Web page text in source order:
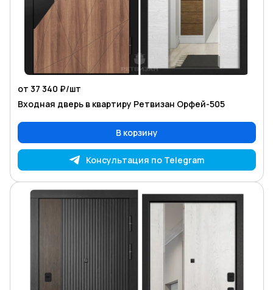
от 37 340 ₽/шт
Входная дверь в квартиру Ретвизан Орфей-505
В корзину
Консультация по Telegram